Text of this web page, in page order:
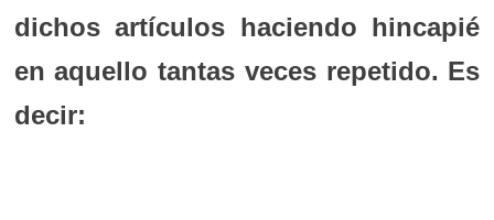
dichos artículos haciendo hincapié
en aquello tantas veces repetido. Es
decir: